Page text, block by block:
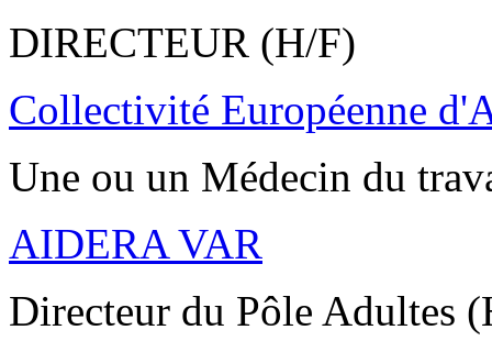
DIRECTEUR (H/F)
Collectivité Européenne
Une ou un Médecin du
AIDERA VAR
Directeur du Pôle Adultes